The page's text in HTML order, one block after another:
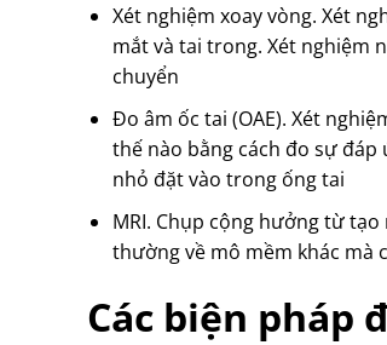
Xét nghiệm xoay vòng. Xét
mắt và tai trong. Xét nghiệm
chuyển
Đo âm ốc tai (OAE). Xét
thế nào bằng cách đo sự
nhỏ đặt vào trong ống tai
MRI. Chụp cộng hưởng từ
thường về mô mềm khác mà
Các biện pháp